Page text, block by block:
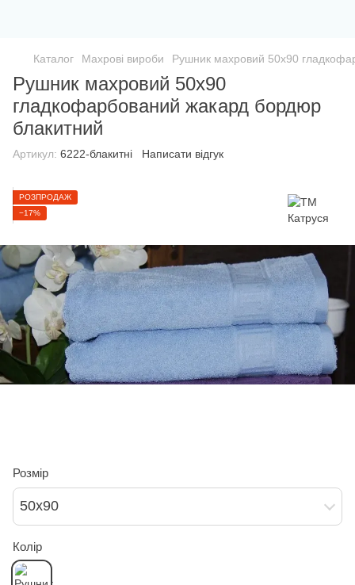
Каталог Махрові вироби Рушник махровий 50х90
Рушник махровий 50х90
гладкофарбований жакард бордюр
блакитний
Артикул: 6222-блакитні Написати відгук
РОЗПРОДАЖ
−17%
Розмір
50х90
Колір